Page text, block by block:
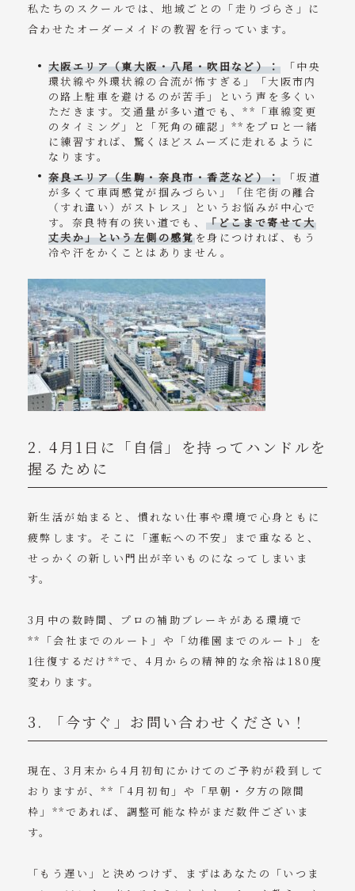
私たちのスクールでは、地域ごとの「走りづらさ」に
合わせたオーダーメイドの教習を行っています。
大阪エリア（東大阪・八尾・吹田など）：「中央
環状線や外環状線の合流が怖すぎる」「大阪市内
の路上駐車を避けるのが苦手」という声を多くい
ただきます。交通量が多い道でも、**「車線変更
のタイミング」と「死角の確認」**をプロと一緒
に練習すれば、驚くほどスムーズに走れるように
なります。
奈良エリア（生駒・奈良市・香芝など）：「坂道
が多くて車両感覚が掴みづらい」「住宅街の離合
（すれ違い）がストレス」というお悩みが中心で
す。奈良特有の狭い道でも、「どこまで寄せて大
丈夫か」という左側の感覚を身につければ、もう
冷や汗をかくことはありません。
2. 4月1日に「自信」を持ってハンドルを
握るために
新生活が始まると、慣れない仕事や環境で心身ともに
疲弊します。そこに「運転への不安」まで重なると、
せっかくの新しい門出が辛いものになってしまいま
す。
3月中の数時間、プロの補助ブレーキがある環境で
**「会社までのルート」や「幼稚園までのルート」を
1往復するだけ**で、4月からの精神的な余裕は180度
変わります。
3. 「今すぐ」お問い合わせください！
現在、3月末から4月初旬にかけてのご予約が殺到して
おりますが、**「4月初旬」や「早朝・夕方の隙間
枠」**であれば、調整可能な枠がまだ数件ございま
す。
「もう遅い」と決めつけず、まずはあなたの「いつま